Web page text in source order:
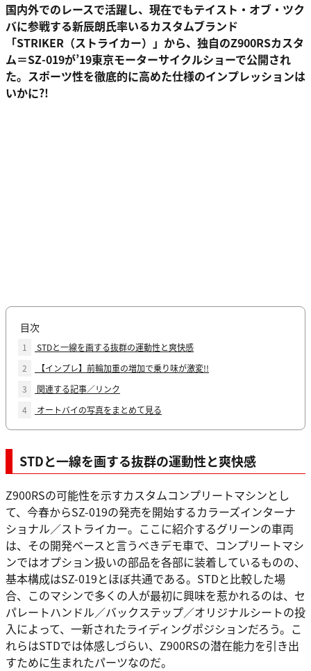
国内外でのレースで活躍し、現在でもテイスト・オブ・ツク
バに参戦する新辰朗氏率いるカスタムブランド
「STRIKER（ストライカー）」から、独自のZ900RSカスタ
ム＝SZ-019が’19東京モーターサイクルショーで公開され
た。スポーツ性を徹底的に高めた仕様のインプレッションは
いかに?!
目次
1
STDと一線を画する抜群の運動性と爽快感
2
【インプレ】前輪加重の増加で乗り味が激変!!
3
関連する記事／リンク
4
オートバイの写真をまとめて見る
STDと一線を画する抜群の運動性と爽快感
Z900RSの可能性を示すカスタムコンプリートマシンとし
て、今春からSZ-019の発売を開始するカラーズインターナ
ショナル／ストライカー。ここに紹介するグリーンの車両
は、その開発ベースと言うべきデモ車で、コンプリートマシ
ンではオプション扱いの部品を各部に装着しているものの、
基本構成はSZ-019とほぼ共通である。STDと比較した場
合、このマシンで多くの人が最初に興味を惹かれるのは、セ
パレートハンドル／バックステップ／オリジナルシートの投
入によって、一新されたライディングポジションだろう。こ
れらはSTDでは体感しづらい、Z900RSの潜在能力を引き出
すために生まれたパーツなのだ。